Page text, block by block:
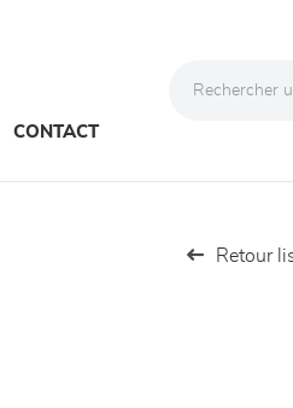
CONTACT
Retour